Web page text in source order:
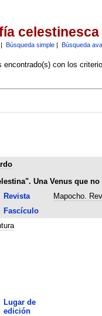
celestinesca
Búsqueda simple| Búsqueda
encontrado(s) con los
Una Venus que no
Revista
Mapocho.
Fascículo
Lugar de
edición